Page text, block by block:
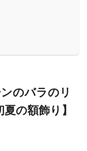
のバラのリ
の額飾り】